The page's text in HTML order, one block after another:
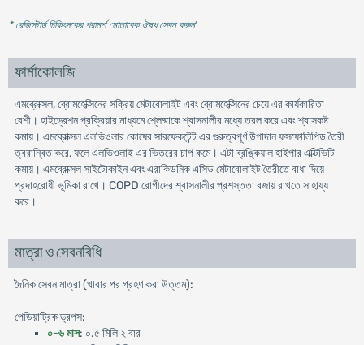
* রেজিস্টার্ড চিকিৎসকের পরামর্শ মোতাবেক ঔষধ সেবন করুন'
ফার্মাকোলজি
এমব্রোক্সল, ব্রোমহেক্সিনের সক্রিয় মেটাবোলাইট এবং ব্রোমহেক্সিনের চেয়ে এর কার্যকারিতা
বেশী। হাইড্রেশন প্রক্রিয়ার মাধ্যমে শ্লেষ্মাকে শ্বাসনালীর মধ্যে তরল করে এবং শ্বাসকষ্ট
কমায়। এমব্রোক্সল এলভিওলার কোষের সারফেকটেন্ট এর গুরুত্বপূর্ণ উপাদান ফসফোলিপিড তৈরী
ত্বরান্বিত করে, ফলে এলভিওলাই এর ভিতরের চাপ কমে। এটা ব্রঙ্কিয়াল হাইপার এক্টিভিটি
কমায়। এমব্রোক্সল সাইটোকাইন এবং এরাকিডনিক এসিড মেটাবোলাইট তৈরীতে বাধা দিয়ে
প্রদাহরোধী ভূমিকা রাখে। COPD রোগীদের শ্বাসনালীর প্রশস্ততা বজায় রাখতে সাহায্য
করে।
মাত্রা ও সেবনবিধি
দৈনিক সেবন মাত্রা (খাবার পর গ্রহণ করা উত্তম):
পেডিয়াট্রিক ড্রপস:
০-৬ মাস: ০.৫ মিলি ২ বার